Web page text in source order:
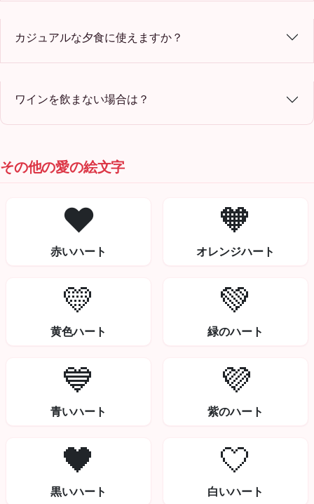
カジュアルな夕食に使えますか？
ワインを飲まない場合は？
その他の愛の絵文字
❤️
赤いハート
🧡
オレンジハート
💛
黄色ハート
💚
緑のハート
💙
青いハート
💜
紫のハート
🖤
黒いハート
🤍
白いハート